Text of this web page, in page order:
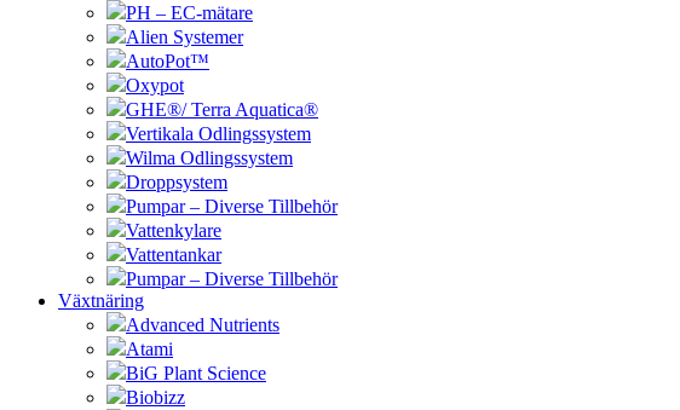
PH – EC-mätare
Alien Systemer
AutoPot™
Oxypot
GHE®/ Terra Aquatica®
Vertikala Odlingssystem
Wilma Odlingssystem
Droppsystem
Pumpar – Diverse Tillbehör
Vattenkylare
Vattentankar
Pumpar – Diverse Tillbehör
Växtnäring
Advanced Nutrients
Atami
BiG Plant Science
Biobizz